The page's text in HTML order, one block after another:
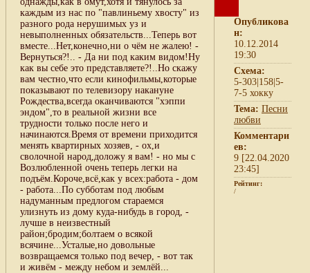
каждым из нас по "павлиньему хвосту" из
разного рода нерушимых уз и
невыполненных обязательств...Теперь вот
вместе...Нет,конечно,ни о чём не жалею! -
Вернуться?!.. - Да ни под каким видом!Ну
как вы себе это представляете?!..Но скажу
вам честно,что если кинофильмы,которые
показывают по телевизору накануне
Рождества,всегда оканчиваются "хэппи
эндом",то в реальной жизни все
трудности только после него и
начинаются.Время от времени приходится
менять квартирных хозяев, - ох,и
сволочной народ,доложу я вам! - но мы с
Возлюбленной очень теперь легки на
подъём.Короче,всё,как у всех:работа - дом
- работа...По субботам под любым
надуманным предлогом стараемся
улизнуть из дому куда-нибудь в город, -
лучше в неизвестный
район;бродим;болтаем о всякой
всячине...Усталые,но довольные
возвращаемся только под вечер, - вот так
и живём - между небом и землёй...
Опубликова
н:
10.12.2014
19:30
Схема:
5-303|158|5-
7-5 хокку
Тема: Песни
любви
Комментари
ев:
9 [22.04.2020
23:45]
Рейтинг:
/